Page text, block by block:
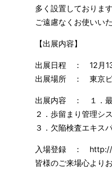
多く設置しておりま
ご遠慮なくお使いい
【出展内容】
出展日程 ： 12月13
出展場所 ： 東京
出展内容 ： １．最
２．歩留まり管理シ
３．欠陥検査エキス
入場登録 ： http://
皆様のご来場心より